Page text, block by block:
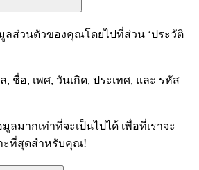
ส่วนตัวของคุณโดยไปที่ส่วน ‘ประวัติ
ชื่อ, เพศ, วันเกิด, ประเทศ, และ รหัส
มากเท่าที่จะเป็นไปได้ เพื่อที่เราจะ
ะที่สุดสำหรับคุณ!